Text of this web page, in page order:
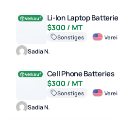
Li-Ion Laptop Batteries
Verkauf
Li-Ion Laptop
$300 / MT
Sonstiges
Sadia N.
Cell Phone Batteries
Verkauf
Cell Phone Batteries
$300 / MT
Sonstiges
Sadia N.